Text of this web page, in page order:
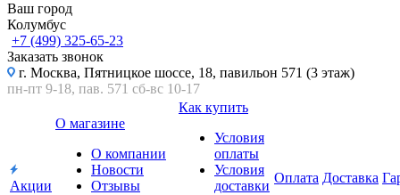
Ваш город
Колумбус
+7 (499) 325-65-23
Заказать звонок
г. Москва, Пятницкое шоссе, 18, павильон 571 (3 этаж)
пн-пт 9-18, пав. 571 сб-вс 10-17
Акции
О магазине
О компании
Новости
Отзывы
Как купить
Условия
оплаты
Условия
доставки
Оплата Доставка